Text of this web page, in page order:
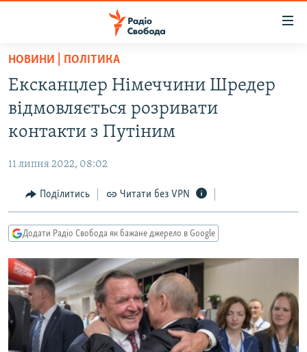
Перейти
основного
матеріалу
до
основної
Перейти
до
пошуку
ВСЕ ЗА ДОБУ
СУСПІЛЬСТВО
УКРАЇНА
СВІТ
РОСІЙСЬКА «ФІЛЬТРАЦІЯ»
ДОНБАС.РЕАЛІЇ
ТИ ЯК?
СХЕМИ
ПРИАЗОВ’Я
КИТАЙ.ВИКЛИКИ
МУЛЬТИМЕДІА
НОВИНИ | ПОЛІТИКА
Ексканцлер Німеччини Шредер
відмовляється розривати
контакти з Путіним
11 липня 2022, 08:02
Поділитись Читати без VPN
Додати Радіо Свобода як бажане джерело в Google